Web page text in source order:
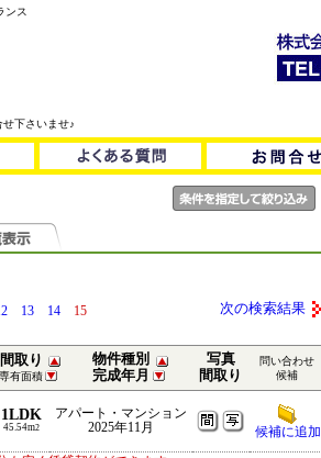
ンス
下さいませ♪
13 14 15 次の検索結果
間取り
専有面積
物件種別
完成年月
写真
間取り
問い合わせ
候補
1LDK
45.54m2
アパート・マンション
2025年11月
候補に追加